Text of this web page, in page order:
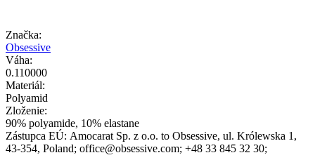
Značka:
Obsessive
Váha:
0.110000
Materiál:
Polyamid
Zloženie:
90% polyamide, 10% elastane
Zástupca EÚ: Amocarat Sp. z o.o. to Obsessive, ul. Królewska 1 ,
43-354, Poland; office@obsessive.com; +48 33 845 32 30;